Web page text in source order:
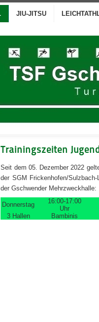
JIU-JITSU
Trainingszeiten
Seit dem 05. Dezember 2022
der SGM Frickenhofen/
der Gschwender Mehrzweckhalle:
Donnerstag
16:00-17:00
Uhr
3 Hallen
Bambinis